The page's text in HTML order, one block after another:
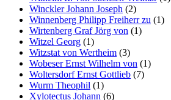
Winckler Johann Joseph (2)
Winnenberg Philipp Freiherr zu (1)
Wirtenberg Graf Jörg von (1)
Witzel Georg (1)
Witzstat von Wertheim (3)
Wobeser Ernst Wilhelm von (1)
Woltersdorf Ernst Gottlieb (7)
Wurm Theophil (1)
Xylotectus Johann (6)